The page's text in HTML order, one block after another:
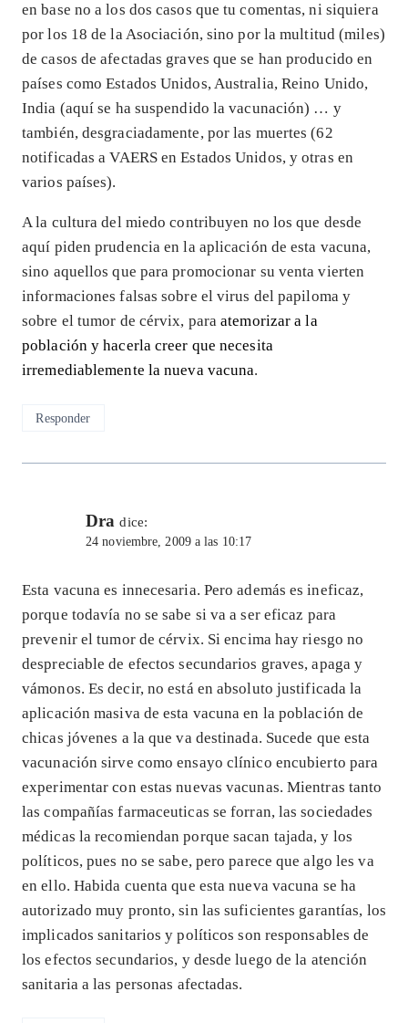
en base no a los dos casos que tu comentas, ni siquiera
por los 18 de la Asociación, sino por la multitud (miles)
de casos de afectadas graves que se han producido en
países como Estados Unidos, Australia, Reino Unido,
India (aquí se ha suspendido la vacunación) … y
también, desgraciadamente, por las muertes (62
notificadas a VAERS en Estados Unidos, y otras en
varios países).
A la cultura del miedo contribuyen no los que desde
aquí piden prudencia en la aplicación de esta vacuna,
sino aquellos que para promocionar su venta vierten
informaciones falsas sobre el virus del papiloma y
sobre el tumor de cérvix, paraatemorizar a la
población y hacerla creer que necesita
irremediablemente la nueva vacuna.
Responder
Dra dice:
24 noviembre, 2009 a las 10:17
Esta vacuna es innecesaria. Pero además es ineficaz,
porque todavía no se sabe si va a ser eficaz para
prevenir el tumor de cérvix. Si encima hay riesgo no
despreciable de efectos secundarios graves, apaga y
vámonos. Es decir, no está en absoluto justificada la
aplicación masiva de esta vacuna en la población de
chicas jóvenes a la que va destinada. Sucede que esta
vacunación sirve como ensayo clínico encubierto para
experimentar con estas nuevas vacunas. Mientras tanto
las compañías farmaceuticas se forran, las sociedades
médicas la recomiendan porque sacan tajada, y los
políticos, pues no se sabe, pero parece que algo les va
en ello. Habida cuenta que esta nueva vacuna se ha
autorizado muy pronto, sin las suficientes garantías, los
implicados sanitarios y políticos son responsables de
los efectos secundarios, y desde luego de la atención
sanitaria a las personas afectadas.